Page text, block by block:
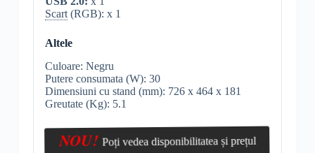
Scart(RGB): x 1
Altele
Culoare: Negru
Putere consumata (W): 30
Dimensiuni cu stand (mm): 726 x 464 x 181
Greutate (Kg): 5.1
NOU! Poți vedea disponibilitatea și prețul